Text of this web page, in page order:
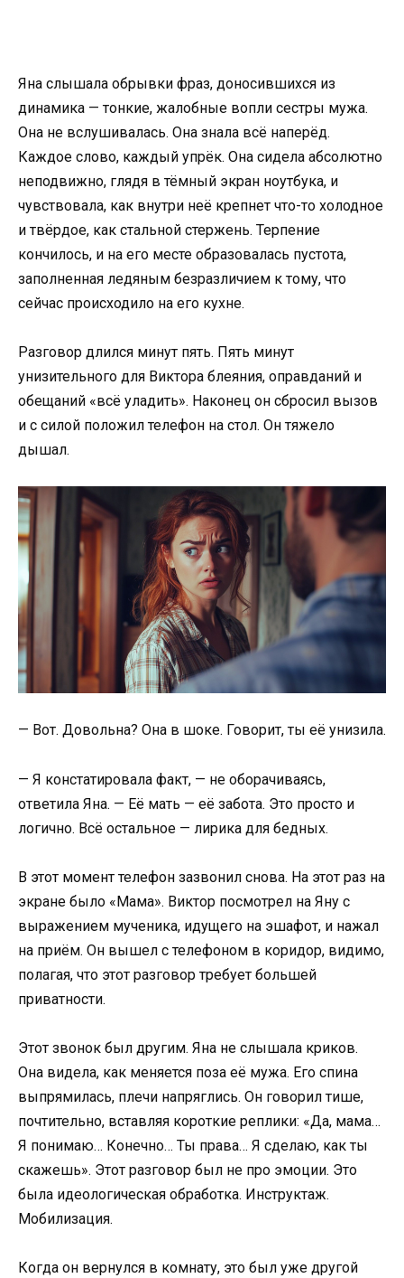
Яна слышала обрывки фраз, доносившихся из
динамика — тонкие, жалобные вопли сестры мужа.
Она не вслушивалась. Она знала всё наперёд.
Каждое слово, каждый упрёк. Она сидела абсолютно
неподвижно, глядя в тёмный экран ноутбука, и
чувствовала, как внутри неё крепнет что-то холодное
и твёрдое, как стальной стержень. Терпение
кончилось, и на его месте образовалась пустота,
заполненная ледяным безразличием к тому, что
сейчас происходило на его кухне.
Разговор длился минут пять. Пять минут
унизительного для Виктора блеяния, оправданий и
обещаний «всё уладить». Наконец он сбросил вызов
и с силой положил телефон на стол. Он тяжело
дышал.
— Вот. Довольна? Она в шоке. Говорит, ты её унизила.
— Я констатировала факт, — не оборачиваясь,
ответила Яна. — Её мать — её забота. Это просто и
логично. Всё остальное — лирика для бедных.
В этот момент телефон зазвонил снова. На этот раз на
экране было «Мама». Виктор посмотрел на Яну с
выражением мученика, идущего на эшафот, и нажал
на приём. Он вышел с телефоном в коридор, видимо,
полагая, что этот разговор требует большей
приватности.
Этот звонок был другим. Яна не слышала криков.
Она видела, как меняется поза её мужа. Его спина
выпрямилась, плечи напряглись. Он говорил тише,
почтительно, вставляя короткие реплики: «Да, мама…
Я понимаю… Конечно… Ты права… Я сделаю, как ты
скажешь». Этот разговор был не про эмоции. Это
была идеологическая обработка. Инструктаж.
Мобилизация.
Когда он вернулся в комнату, это был уже другой